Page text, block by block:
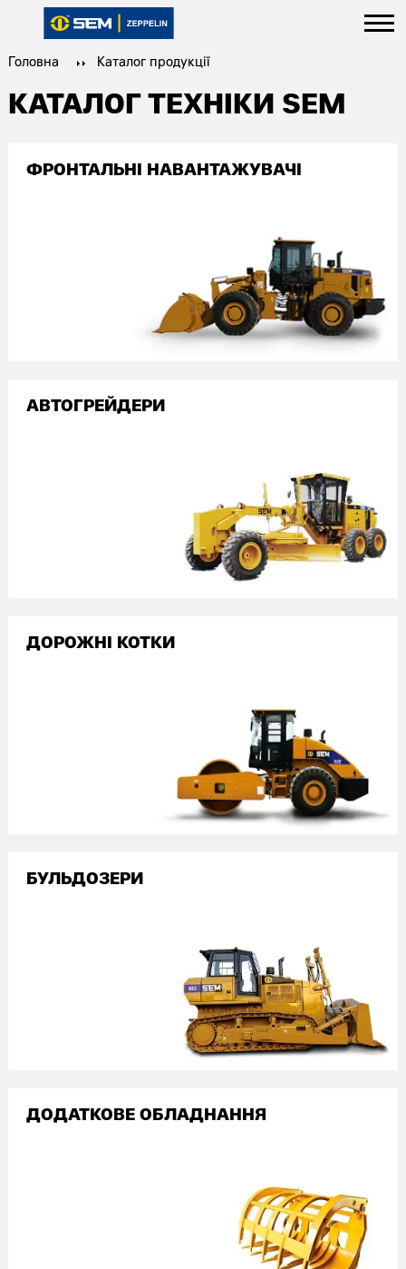
Головна Каталог продукції
КАТАЛОГ ТЕХНІКИ SEM
ФРОНТАЛЬНІ НАВАНТАЖУВАЧІ
АВТОГРЕЙДЕРИ
ДОРОЖНІ КОТКИ
БУЛЬДОЗЕРИ
ДОДАТКОВЕ ОБЛАДНАННЯ